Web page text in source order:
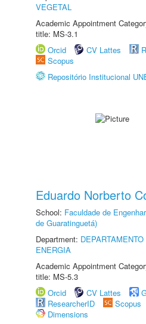
VEGETAL
Academic Appointment
title: MS-3.1
Orcid
CV Lattes
Scopus
Repositório Institucional
Eduardo Norberto
School: Faculdade de
de Guaratinguetá)
Department:
ENERGIA
Academic Appointment
title: MS-5.3
Orcid
CV Lattes
ResearcherID
Scopus
Dimensions